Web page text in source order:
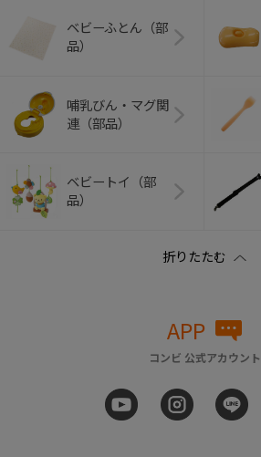
ベビーふとん（部
品）
哺乳びん・マグ関
連（部品）
ベビートイ（部
品）
APP
コンビ 公式アカウント